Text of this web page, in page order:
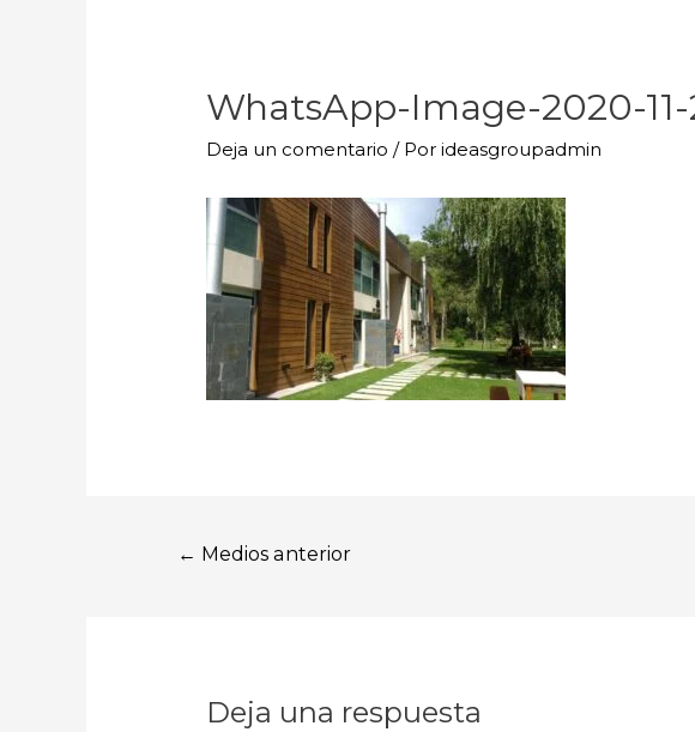
WhatsApp-Image-2020-11-
Deja un comentario / Porideasgroupadmin
← Medios anterior
Deja una respuesta